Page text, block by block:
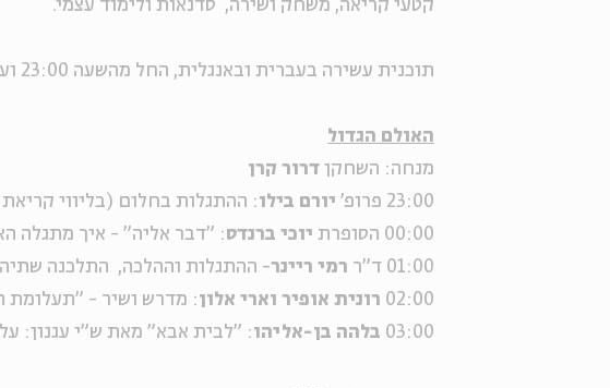
קטעי קריאה, משחק ושירה, סדנאות ולימוד עצמי.
תוכנית עשירה בעברית ובאנגלית, החל מהשעה 23:00 ועד 04:00 לפנות בוקר.
האולם הגדול
מנחה: השחקן דרור קרן
23:00 פרופ'
יורם בילו: ההתגלות בחלום (בליווי
00:00 הסופרת
יוכי ברנדס: "דבר אליה" - איך מתגלה
01:00 ד"ר
רמי ריינר- ההתגלות וההלכה, התלכנה
02:00 רונית אופיר וארי אלון: מדרש ושיר - "תעלומת
03:00 בלהה בן-אליהו: "לבית אבא" מאת ש"י עגנון: על